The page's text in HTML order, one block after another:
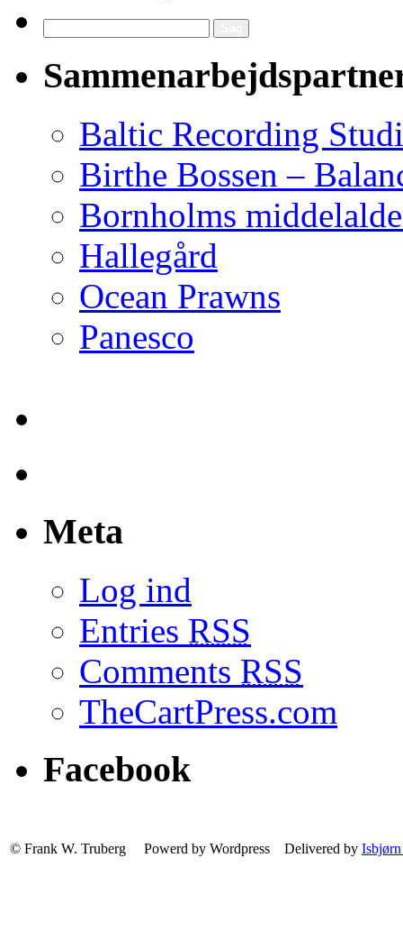
efter:
Baltic Recording
Birthe Bossen –
Bornholms
Hallegård
Ocean Prawns
Panesco
Meta
Log ind
Entries RSS
Comments RSS
TheCartPress.com
Facebook
© Frank W. Truberg Powerd by Wordpress Delivered by